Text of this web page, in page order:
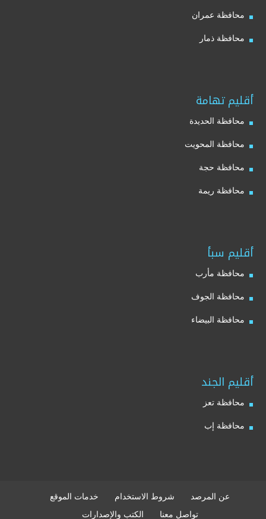
محافظة عمران
محافظة ذمار
أقليم تهامة
محافظة الحديدة
محافظة المحويت
محافظة حجة
محافظة ريمة
أقليم سبأ
محافظة مأرب
محافظة الجوف
محافظة البيضاء
أقليم الجند
محافظة تعز
محافظة إب
عن المرصد شروط الاستخدام
خدمات الموقع
تواصل معنا
الكتب والإصدارات